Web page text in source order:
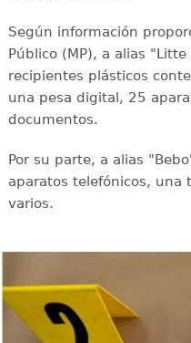
Según información
Público (MP), a alias
recipientes plásticos
una pesa digital, 25
documentos.
Por su parte, a alias
aparatos telefónicos, una
varios.